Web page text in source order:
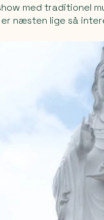
med traditionel
næsten lige så